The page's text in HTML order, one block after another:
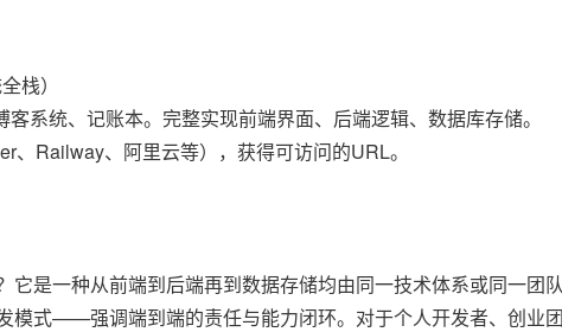
栈）
系统、记账本。完整实现前端界面、后端逻辑、数据库存储。
、Railway、阿里云等），获得可访问的URL。
它是一种从前端到后端再到数据存储均由同一技术体系或同一团
模式——强调端到端的责任与能力闭环。对于个人开发者、创业